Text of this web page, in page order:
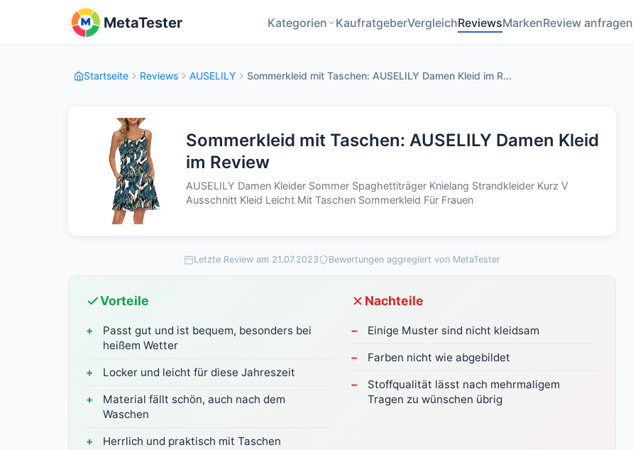
MetaTester Kategorien KaufratgeberVergleichReviewsMarkenReview anfragen
Startseite Reviews AUSELILY Sommerkleid mit Taschen: AUSELILY Damen Kleid im R...
Sommerkleid mit Taschen: AUSELILY Damen Kleid
im Review
AUSELILY Damen Kleider Sommer Spaghettiträger Knielang Strandkleider Kurz V
Ausschnitt Kleid Leicht Mit Taschen Sommerkleid Für Frauen
Letzte Review am 21.07.2023 Bewertungen aggregiert von MetaTester
Vorteile
Passt gut und ist bequem, besonders bei
heißem Wetter
Locker und leicht für diese Jahreszeit
Material fällt schön, auch nach dem
Waschen
Herrlich und praktisch mit Taschen
Nachteile
Einige Muster sind nicht kleidsam
Farben nicht wie abgebildet
Stoffqualität lässt nach mehrmaligem
Tragen zu wünschen übrig